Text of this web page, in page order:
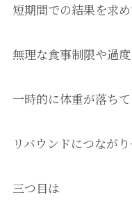
短期間での結果を求
無理な食事制限や過
一時的に体重が落ちて
リバウンドにつながり
三つ目は